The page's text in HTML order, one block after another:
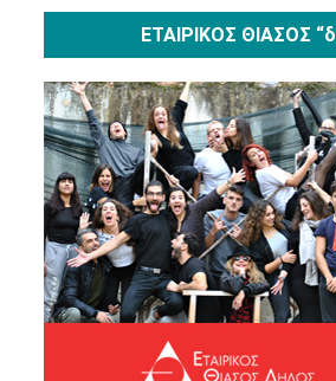
ΕΤΑΙΡΙΚΟΣ ΘΙΑΣΟΣ